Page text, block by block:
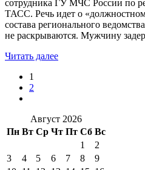
сотрудника ГУ МЧС России по
ТАСС. Речь идет о
состава регионального
не раскрываются. Мужчину
Читать далее
1
2
Август 2026
Пн Вт Ср Чт Пт Сб Вс
1
2
3
4 5 6 7 8
9